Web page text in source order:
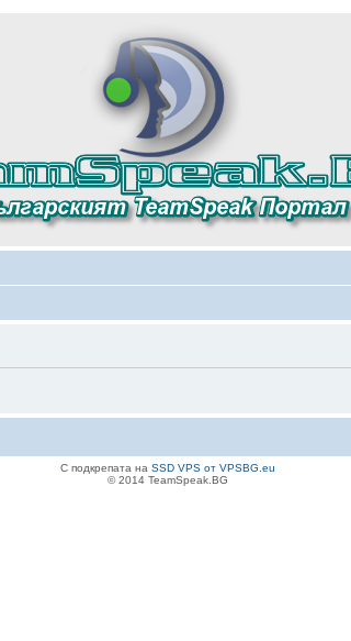
С подкрепата на SSD VPS от VPSBG.eu
© 2014 TeamSpeak.BG